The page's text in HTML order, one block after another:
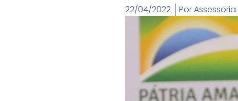
22/04/2022 Por